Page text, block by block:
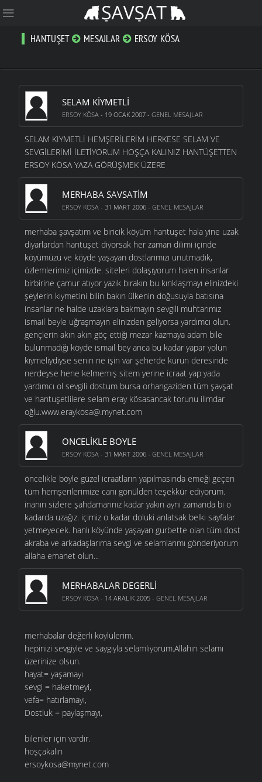
HANTUŞET MESAJLAR ERSOY KÖSA
SELAM KIYMETLI
ERSOY KÖSA - 19 OCAK 2007 - GENEL MESAJLAR
SELAM KIYMETLİ HEMŞERİLERİM HERKESE SELAM VE
SEVGİLERİMİ İLETİYORUM HOŞÇA KALINIZ HANTÜŞETTEN
ERSOY KÖSA YAZA GÖRÜŞMEK ÜZERE
MERHABA SAVSATIM
ERSOY KÖSA - 31 MART 2006 - GENEL MESAJLAR
merhaba şavşatım ve biricik köyüm hantuşet hala yine uzak
diyarlardan hantuşet diyorsak her zaman dilimi içinde
köyümüzü ve köyde yaşayan dostlarımızı unutmadık,
özlemlerimiz içimizde. siteleri dolaşıyorum halen insanlar
birbirine çamur atıyor yazık bırakın bu kınklaşmayı elinizdeki
şeylerin kıymetini bilin bakın ülkenin doğusuyla batısına
insanlar ne halde uzaklara bakmayın sevgili muhtarımız
ismail beyle uğraşmayın elinizden geliyorsa yardımcı olun.
gençlerin akın akın göç ettiği mezar kazmaya adam bile
bulunmadığı köyde ismail bey anca bu kadar yapar yolun
kıymeliydiyse senin ne işin var şeherde kurun deresinde
nerdeyse hene kelmemış sitem yerine icraat yap yada
yardımcı ol sevgili dostum bursa orhangaziden tüm şavşat
ve hantuşetlilere selam eray kösasancak torunu ilimdar
oğlu.www.eraykosa@.mynet.com
ONCELIKLE BOYLE
ERSOY KÖSA - 31 MART 2006 - GENEL MESAJLAR
öncelikle böyle güzel icraatların yapılmasında emeği geçen
tüm hemşerilerimize canı gönülden teşekkür ediyorum.
inanın sizlere şahdamarınız kadar yakın aynı zamanda bi o
kadarda uzağız. içimiz o kadar doluki anlatsak belki sayfalar
yetmeyecek. hanlı köyünde yaşayan gurbette olan tüm dost
akraba ve arkadaşlarıma sevgi ve selamlarımı gönderiyorum
allaha emanet olun...
MERHABALAR DEGERLI
ERSOY KÖSA - 14 ARALIK 2005 - GENEL MESAJLAR
merhabalar değerli köylülerim.
hepinizi sevgiyle ve saygıyla selamlıyorum.Allahın selamı
üzerinize olsun.
hayat= yaşamayı
sevgi = haketmeyi,
vefa= hatırlamayı,
Dostluk = paylaşmayı,
bilenler için vardır.
hoşçakalın
ersoykosa@mynet.com